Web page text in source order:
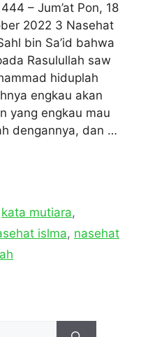
– Jum’at Pon, 18
2022 3 Nasehat
bin Sa’id bahwa
Rasulullah saw
hiduplah
engkau akan
yang engkau mau
dengannya, dan …
kata mutiara,
islma, nasehat